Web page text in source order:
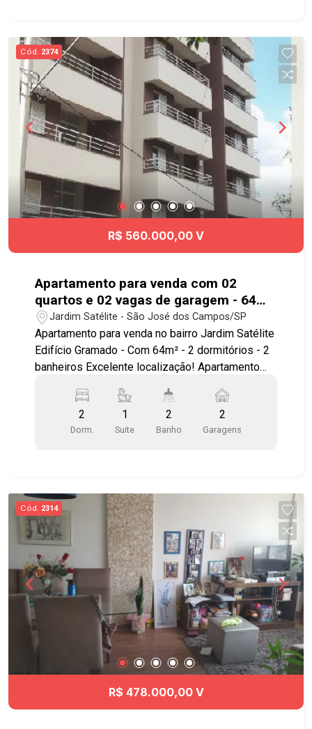
supermercados e fácil acesso às principais vias
da cidade. Não perca essa oportunidade, agende
já sua visita e venha conhecer esse lindo
apartamento!
Cód. 2374
R$ 560.000,00 V
Apartamento para venda com 02
quartos e 02 vagas de garagem - 64m²
no bairro Jardim Satélite
Jardim Satélite - São José dos Campos/SP
Apartamento para venda no bairro Jardim Satélite
Edifício Gramado - Com 64m² - 2 dormitórios - 2
banheiros Excelente localização! Apartamento
- sala para 2 ambientes com sacada - cozinha
planejada - 1 vaga de garagem coberta
Diferenciais do apartamento: - Piso laminado -
#gramado
2
Dorm.
1
Suite
2
Banho
2
Garagens
Cód. 2314
R$ 478.000,00 V